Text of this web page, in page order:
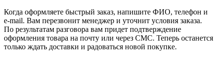
Когда оформляете быстрый заказ, напишите ФИО, телефон и
e-mail. Вам перезвонит менеджер и уточнит условия заказа.
По результатам разговора вам придет подтверждение
оформления товара на почту или через СМС. Теперь останется
только ждать доставки и радоваться новой покупке.